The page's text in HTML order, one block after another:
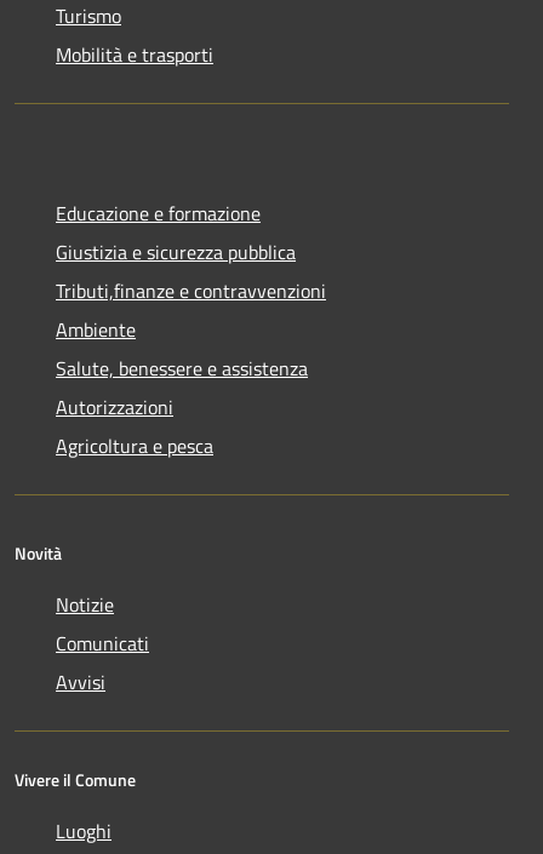
Turismo
Mobilità e trasporti
Educazione e formazione
Giustizia e sicurezza pubblica
Tributi,finanze e contravvenzioni
Ambiente
Salute, benessere e assistenza
Autorizzazioni
Agricoltura e pesca
Novità
Notizie
Comunicati
Avvisi
Vivere il Comune
Luoghi